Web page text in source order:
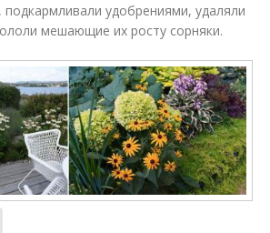
удобрениями, удаляли
мешающие их росту сорняки.